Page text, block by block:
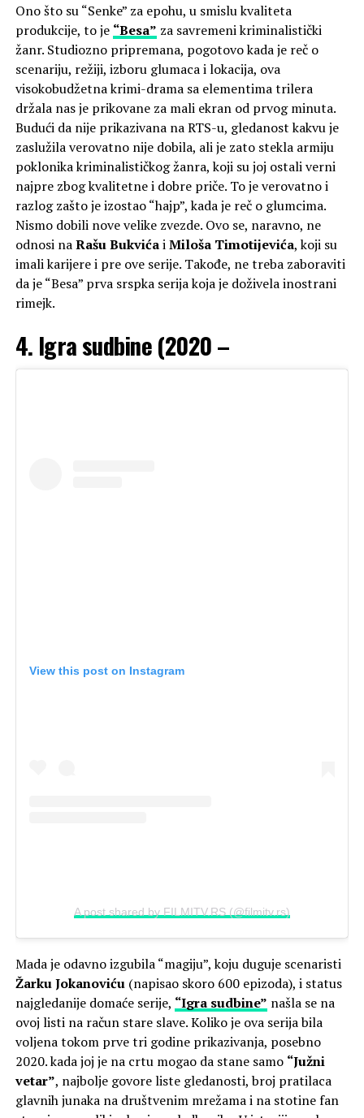
Ono što su “Senke” za epohu, u smislu kvaliteta
produkcije, to je “Besa” za savremeni kriminalistički
žanr. Studiozno pripremana, pogotovo kada je reč o
scenariju, režiji, izboru glumaca i lokacija, ova
visokobudžetna krimi-drama sa elementima trilera
držala nas je prikovane za mali ekran od prvog minuta.
Budući da nije prikazivana na RTS-u, gledanost kakvu je
zaslužila verovatno nije dobila, ali je zato stekla armiju
poklonika kriminalističkog žanra, koji su joj ostali verni
najpre zbog kvalitetne i dobre priče. To je verovatno i
razlog zašto je izostao “hajp”, kada je reč o glumcima.
Nismo dobili nove velike zvezde. Ovo se, naravno, ne
odnosi naRašu BukvićaiMiloša Timotijevića, koji su
imali karijere i pre ove serije. Takođe, ne treba zaboraviti
da je “Besa” prva srspka serija koja je doživela inostrani
rimejk.
4. Igra sudbine (2020 –
View this post on Instagram
A post shared by FILMITV.RS (@filmitv.rs)
Mada je odavno izgubila “magiju”, koju duguje scenaristi
Žarku Jokanoviću(napisao skoro 600 epizoda), i status
najgledanije domaće serije, “Igra sudbine” našla se na
ovoj listi na račun stare slave. Koliko je ova serija bila
voljena tokom prve tri godine prikazivanja, posebno
2020. kada joj je na crtu mogao da stane samo “Južni
vetar”, najbolje govore liste gledanosti, broj pratilaca
glavnih junaka na društvenim mrežama i na stotine fan